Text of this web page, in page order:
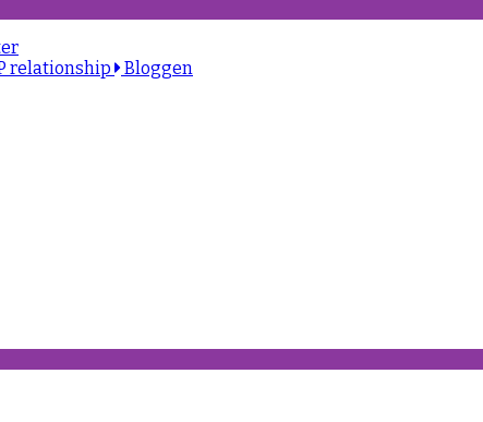
relationship
Bloggen